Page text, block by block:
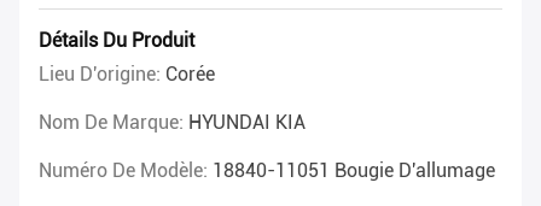
Détails Du Produit
Lieu D'origine: Corée
Nom De Marque: HYUNDAI KIA
Numéro De Modèle: 18840-11051 Bougie D'allumage